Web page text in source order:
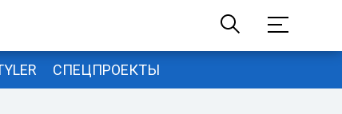
СПЕЦПРОЕКТЫ